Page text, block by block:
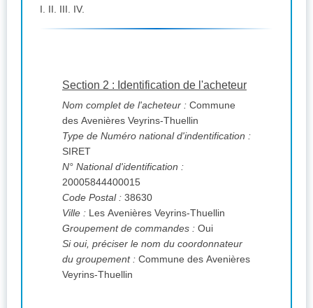
I. II. III. IV.
Section 2 : Identification de l'acheteur
Nom complet de l'acheteur : Commune
des Avenières Veyrins-Thuellin
Type de Numéro national d'indentification :
SIRET
N° National d'identification :
20005844400015
Code Postal : 38630
Ville : Les Avenières Veyrins-Thuellin
Groupement de commandes : Oui
Si oui, préciser le nom du coordonnateur
du groupement : Commune des Avenières
Veyrins-Thuellin